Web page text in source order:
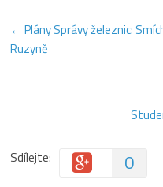
← Plány Správy železnic:
Ruzyně
Sdílejte: 0